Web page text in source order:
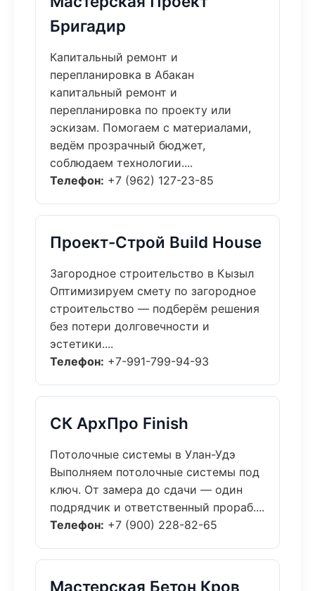
Бригадир
Капитальный ремонт и
перепланировка в Абакан
капитальный ремонт и
перепланировка по проекту или
эскизам. Помогаем с материалами,
ведём прозрачный бюджет,
соблюдаем технологии....
Телефон: +7 (962) 127-23-85
Проект-Строй Build House
Загородное строительство в Кызыл
Оптимизируем смету по загородное
строительство — подберём решения
без потери долговечности и
эстетики....
Телефон: +7-991-799-94-93
СК АрхПро Finish
Потолочные системы в Улан-Удэ
Выполняем потолочные системы под
ключ. От замера до сдачи — один
подрядчик и ответственный прораб....
Телефон: +7 (900) 228-82-65
Мастерская Бетон Кров